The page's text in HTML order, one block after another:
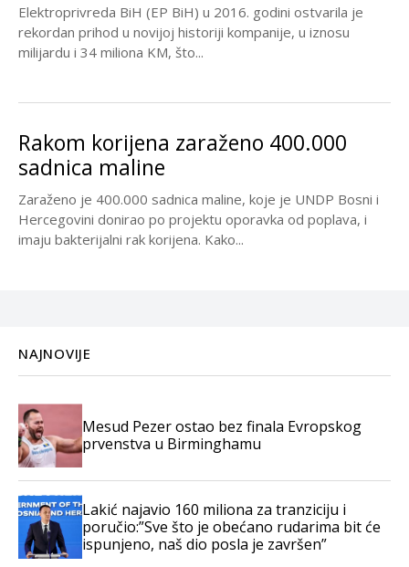
Elektroprivreda BiH (EP BiH) u 2016. godini ostvarila je
rekordan prihod u novijoj historiji kompanije, u iznosu
milijardu i 34 miliona KM, što...
Rakom korijena zaraženo 400.000
sadnica maline
Zaraženo je 400.000 sadnica maline, koje je UNDP Bosni i
Hercegovini donirao po projektu oporavka od poplava, i
imaju bakterijalni rak korijena. Kako...
NAJNOVIJE
Mesud Pezer ostao bez finala Evropskog
prvenstva u Birminghamu
Lakić najavio 160 miliona za tranziciju i
poručio:”Sve što je obećano rudarima bit će
ispunjeno, naš dio posla je završen”